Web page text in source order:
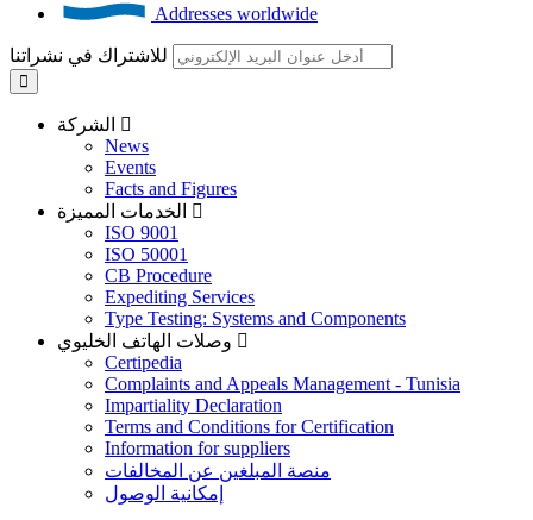
Addresses worldwide
News
Events
Facts and Figures
ISO 9001
ISO 50001
CB Procedure
Expediting Services
Type Testing: Systems and Components
Certipedia
Complaints and Appeals Management - Tunisia
Impartiality Declaration
Terms and Conditions for Certification
Information for suppliers
منصة المبلغين عن المخالفات
إمكانية الوصول